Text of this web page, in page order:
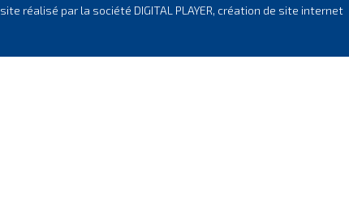
site réalisé par la société DIGITAL PLAYER, création de site internet